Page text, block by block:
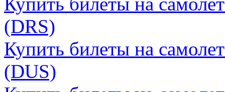
(DRS)
Купить билеты на
(DUS)